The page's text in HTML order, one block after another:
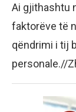
Ai gjithashtu
faktorëve të
qëndrimi i tij
personale.//